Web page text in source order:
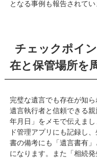
となる事例も報告されてい
チェックポイント⑤ 相続人に遺言の存
在と保管場所を
完璧な遺言でも存在が知
遺言執行者と信頼できる
年月日」をメモで伝えま
ド管理アプリにも記録し
書の備考にも「遺言書有
になります。また「相続